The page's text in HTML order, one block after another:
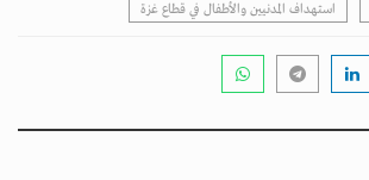
استهداف المدنيين والأطفال في قطاع غزة